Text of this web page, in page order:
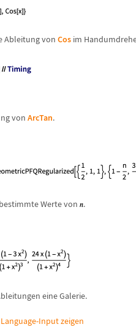
Ableitung von Cos im
von ArcTan.
Werte von .
eine Galerie.
Input zeigen